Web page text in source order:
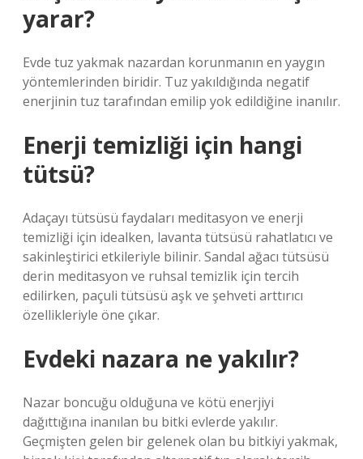
yarar?
Evde tuz yakmak nazardan korunmanın en yaygın
yöntemlerinden biridir. Tuz yakıldığında negatif
enerjinin tuz tarafından emilip yok edildiğine inanılır.
Enerji temizliği için hangi
tütsü?
Adaçayı tütsüsü faydaları meditasyon ve enerji
temizliği için idealken, lavanta tütsüsü rahatlatıcı ve
sakinleştirici etkileriyle bilinir. Sandal ağacı tütsüsü
derin meditasyon ve ruhsal temizlik için tercih
edilirken, paçuli tütsüsü aşk ve şehveti arttırıcı
özellikleriyle öne çıkar.
Evdeki nazara ne yakılır?
Nazar boncuğu olduğuna ve kötü enerjiyi
dağıttığına inanılan bu bitki evlerde yakılır.
Geçmişten gelen bir gelenek olan bu bitkiyi yakmak,